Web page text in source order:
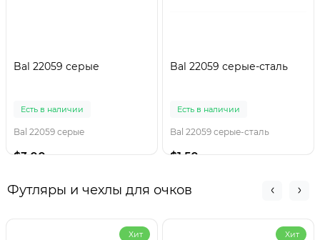
Bal 22059 серые
Есть в наличии
Bal 22059 серые
$3.00
Bal 22059 серые-сталь
Есть в наличии
Bal 22059 серые-сталь
$1.50
Футляры и чехлы для очков
Хит Хит